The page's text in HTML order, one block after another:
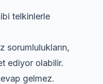
telkinlerle
sorumlulukların,
ediyor olabilir.
gelmez.